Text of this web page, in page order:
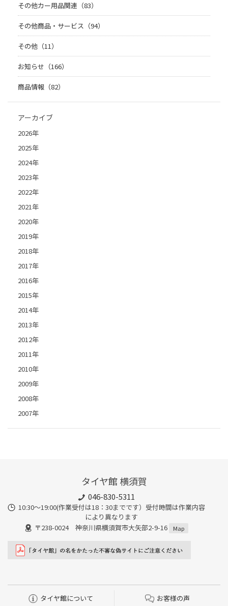
その他カー用品関連（83）
その他商品・サービス（94）
その他（11）
お知らせ（166）
商品情報（82）
アーカイブ
2026年
2025年
2024年
2023年
2022年
2021年
2020年
2019年
2018年
2017年
2016年
2015年
2014年
2013年
2012年
2011年
2010年
2009年
2008年
2007年
タイヤ館 横須賀
046-830-5311
10:30～19:00(作業受付は18：30までです）受付時間は作業内容
により異なります
〒238-0024 神奈川県横須賀市大矢部2-9-16
Map
タイヤ館について お客様の声